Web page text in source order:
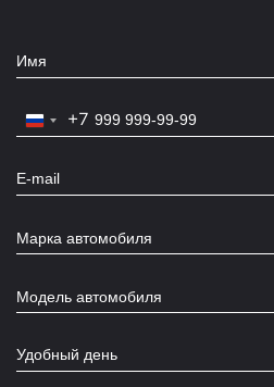
Russia
+7
Марка автомобиля
Модель автомобиля